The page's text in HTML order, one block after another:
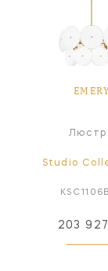
Studio
203 927